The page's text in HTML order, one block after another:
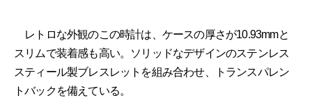
レトロな外観のこの時計は、ケースの厚さが10.93mmと
スリムで装着感も高い。ソリッドなデザインのステンレス
スティール製ブレスレットを組み合わせ、トランスパレン
トバックを備えている。